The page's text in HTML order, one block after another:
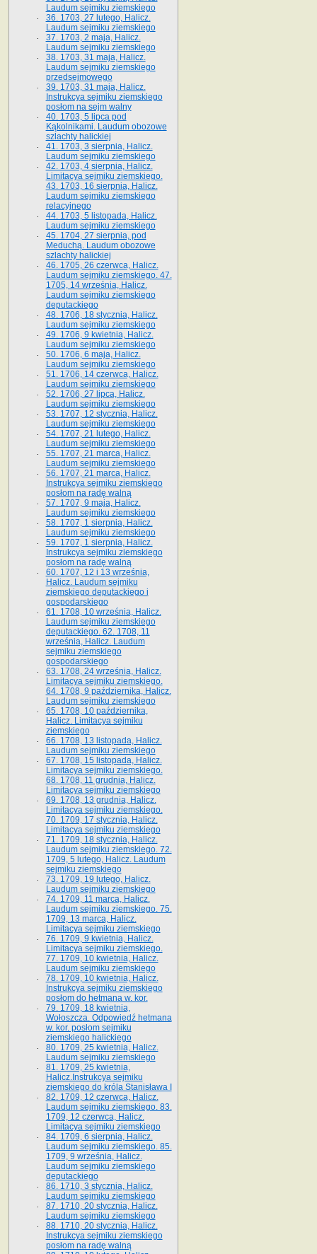
Laudum sejmiku ziemskiego
36. 1703, 27 lutego, Halicz.
Laudum sejmiku ziemskiego
37. 1703, 2 maja, Halicz.
Laudum sejmiku ziemskiego
38. 1703, 31 maja, Halicz.
Laudum sejmiku ziemskiego
przedsejmowego
39. 1703, 31 maja, Halicz.
Instrukcya sejmiku ziemskiego
posłom na sejm walny
40. 1703, 5 lipca pod
Kąkolnikami. Laudum obozowe
szlachty halickiej
41­. 1703, 3 sierpnia, Halicz.
Laudum sejmiku ziemskiego
42. 1703, 4 sierpnia, Halicz.
Limitacya sejmiku ziemskiego.
43. 1703, 16 sierpnia, Halicz.
Laudum sejmiku ziemskiego
relacyjnego
44. 1703, 5 listopada, Halicz.
Laudum sejmiku ziemskiego
45. 1704, 27 sierpnia, pod
Meduchą. Laudum obozowe
szlachty halickiej
46. 1705, 26 czerwca, Halicz.
Laudum sejmiku ziemskiego. 47.
1705, 14 września, Halicz.
Laudum sejmiku ziemskiego
deputackiego
48. 1706, 18 stycznia, Halicz.
Laudum sejmiku ziemskiego
49. 1706, 9 kwietnia, Halicz.
Laudum sejmiku ziemskiego
50. 1706, 6 maja, Halicz.
Laudum sejmiku ziemskiego
51. 1706, 14 czerwca, Halicz.
Laudum sejmiku ziemskiego
52. 1706, 27 lipca, Halicz.
Laudum sejmiku ziemskiego
53. 1707, 12 stycznia, Halicz.
Laudum sejmiku ziemskiego
54. 1707, 21 lutego, Halicz.
Laudum sejmiku ziemskiego
55. 1707, 21 marca, Halicz.
Laudum sejmiku ziemskiego
56. 1707, 21 marca, Halicz.
Instrukcya sejmiku ziemskiego
posłom na radę walną
57. 1707, 9 maja, Halicz.
Laudum sejmiku ziemskiego
58. 1707, 1 sierpnia, Halicz.
Laudum sejmiku ziemskiego
59. 1707, 1 sierpnia, Halicz.
Instrukcya sejmiku ziemskiego
posłom na radę walną
60. 1707, 12 i 13 września,
Halicz. Laudum sejmiku
ziemskiego deputackiego i
gospodarskiego
61. 1708, 10 września, Halicz.
Laudum sejmiku ziemskiego
deputackiego. 62. 1708, 11
września, Halicz. Laudum
sejmiku ziemskiego
gospodarskiego
63. 1708, 24 września, Halicz.
Limitacya sejmiku ziemskiego.
64. 1708, 9 października, Halicz.
Laudum sejmiku ziemskiego
65­. 1708, 10 października,
Halicz. Limitacya sejmiku
ziemskiego
66. 1708, 13 listopada, Halicz.
Laudum sejmiku ziemskiego
67. 1708, 15 listopada, Halicz.
Limitacya sejmiku ziemskiego.
68. 1708, 11 grudnia, Halicz.
Limitacya sejmiku ziemskiego
69. 1708, 13 grudnia, Halicz.
Limitacya sejmiku ziemskiego.
70. 1709, 17 stycznia, Halicz.
Limitacya sejmiku ziemskiego
71. 1709, 18 stycznia, Halicz.
Laudum sejmiku ziemskiego. 72.
1709, 5 lutego, Halicz. Laudum
sejmiku ziemskiego
73. 1709, 19 lutego, Halicz.
Laudum sejmiku ziemskiego
74. 1709, 11 marca, Halicz.
Laudum sejmiku ziemskiego. 75.
1709, 13 marca, Halicz.
Limitacya sejmiku ziemskiego
76. 1709, 9 kwietnia, Halicz.
Limitacya sejmiku ziemskiego.
77. 1709, 10 kwietnia, Halicz.
Laudum sejmiku ziemskiego
78. 1709, 10 kwietnia, Halicz.
Instrukcya sejmiku ziemskiego
posłom do hetmana w. kor.
79. 1709, 18 kwietnia,
Wołoszcza. Odpowiedź hetmana
w. kor. posłom sejmiku
ziemskiego halickiego
80. 1709, 25 kwietnia, Halicz.
Laudum sejmiku ziemskiego
81. 1709, 25 kwietnia,
Halicz.Instrukcya sejmiku
ziemskiego do króla Stanisława I
82. 1709, 12 czerwca, Halicz.
Laudum sejmiku ziemskiego. 83.
1709, 12 czerwca, Halicz.
Limitacya sejmiku ziemskiego
84. 1709, 6 sierpnia, Halicz.
Laudum sejmiku ziemskiego. 85.
1709, 9 września, Halicz.
Laudum sejmiku ziemskiego
deputackiego
86. 1710, 3 stycznia, Halicz.
Laudum sejmiku ziemskiego
87. 1710, 20 stycznia, Halicz.
Laudum sejmiku ziemskiego
88. 1710, 20 stycznia, Halicz.
Instrukcya sejmiku ziemskiego
posłom na radę walną